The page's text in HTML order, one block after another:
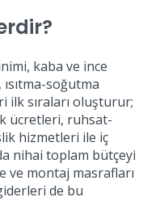
kaba ve ince
soğutma
ilk sıraları oluşturur;
ücretleri, ruhsat-
hizmetleri ile iç
nihai toplam bütçeyi
montaj masrafları
de bu